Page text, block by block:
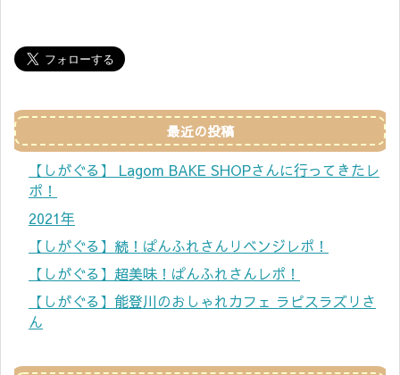
最近の投稿
【しがぐる】 Lagom BAKE SHOPさんに行ってきたレ
ポ！
2021年
【しがぐる】続！ぱんふれさんリベンジレポ！
【しがぐる】超美味！ぱんふれさんレポ！
【しがぐる】能登川のおしゃれカフェ ラピスラズリさ
ん